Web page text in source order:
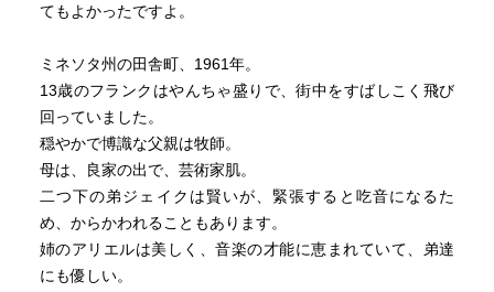
てもよかったですよ。
ミネソタ州の田舎町、1961年。
13歳のフランクはやんちゃ盛りで、街中をすばしこく飛び
回っていました。
穏やかで博識な父親は牧師。
母は、良家の出で、芸術家肌。
二つ下の弟ジェイクは賢いが、緊張すると吃音になるた
め、からかわれることもあります。
姉のアリエルは美しく、音楽の才能に恵まれていて、弟達
にも優しい。